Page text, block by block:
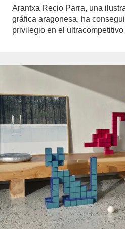
Arantxa Recio Parra, una
gráfica aragonesa, ha
privilegio en el